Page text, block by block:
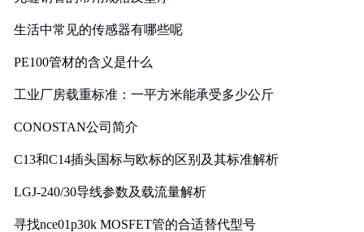
生活中常见的传感器有哪些呢
PE100管材的含义是什么
工业厂房载重标准：一平方米能承受多少公斤
CONOSTAN公司简介
C13和C14插头国标与欧标的区别及其标准解析
LGJ-240/30导线参数及载流量解析
寻找nce01p30k MOSFET管的合适替代型号